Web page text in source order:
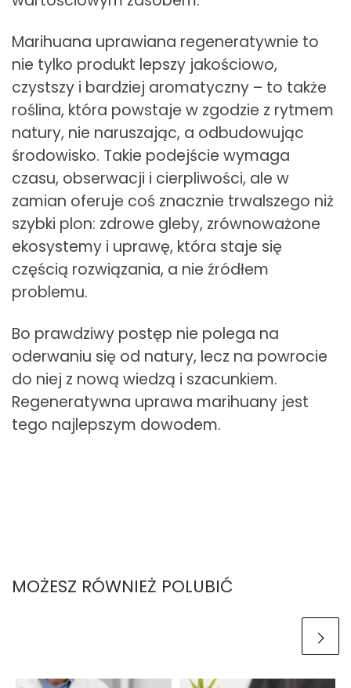
Marihuana uprawiana regeneratywnie to
nie tylko produkt lepszy jakościowo,
czystszy i bardziej aromatyczny – to także
roślina, która powstaje w zgodzie z rytmem
natury, nie naruszając, a odbudowując
środowisko. Takie podejście wymaga
czasu, obserwacji i cierpliwości, ale w
zamian oferuje coś znacznie trwalszego niż
szybki plon: zdrowe gleby, zrównoważone
ekosystemy i uprawę, która staje się
częścią rozwiązania, a nie źródłem
problemu.
Bo prawdziwy postęp nie polega na
oderwaniu się od natury, lecz na powrocie
do niej z nową wiedzą i szacunkiem.
Regeneratywna uprawa marihuany jest
tego najlepszym dowodem.
MOŻESZ RÓWNIEŻ POLUBIĆ